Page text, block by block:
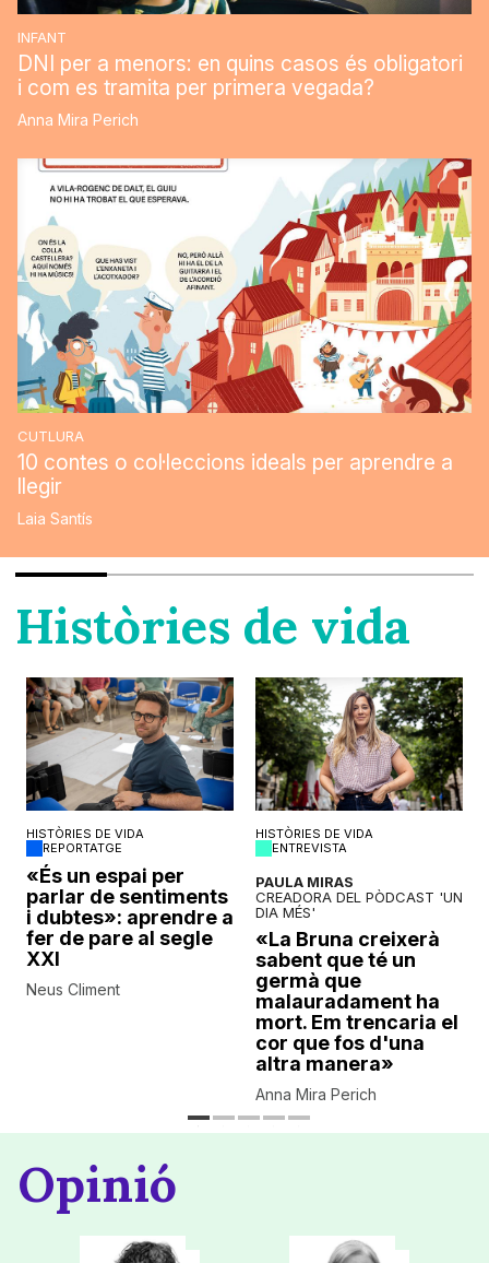
INFANT
DNI per a menors: en quins casos és obligatori
i com es tramita per primera vegada?
Anna Mira Perich
CUTLURA
10 contes o col·leccions ideals per aprendre a
llegir
Laia Santís
Històries de vida
HISTÒRIES DE VIDA
REPORTATGE
«És un espai per
parlar de sentiments
i dubtes»: aprendre a
fer de pare al segle
XXI
Neus Climent
HISTÒRIES DE VIDA
ENTREVISTA
PAULA MIRAS
CREADORA DEL PÒDCAST 'UN
DIA MÉS'
«La Bruna creixerà
sabent que té un
germà que
malauradament ha
mort. Em trencaria el
cor que fos d'una
altra manera»
Anna Mira Perich
Opinió